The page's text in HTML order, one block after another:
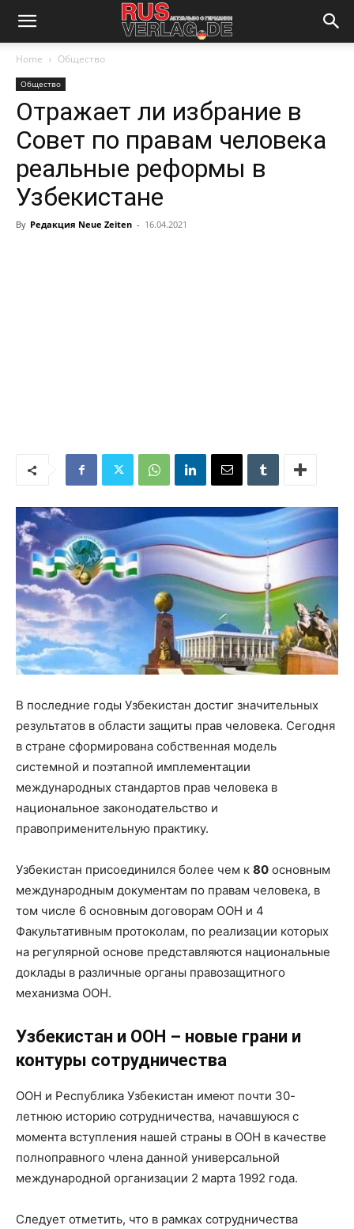
Home Общество
Общество
Отражает ли избрание в
Совет по правам человека
реальные реформы в
Узбекистане
By Редакция Neue Zeiten - 16.04.2021
В последние годы Узбекистан достиг значительных
результатов в области защиты прав человека. Сегодня
в стране сформирована собственная модель
системной и поэтапной имплементации
международных стандартов прав человека в
национальное законодательство и
правоприменительную практику.
Узбекистан присоединился более чем к 80 основным
международным документам по правам человека, в
том числе 6 основным договорам ООН и 4
Факультативным протоколам, по реализации которых
на регулярной основе представляются национальные
доклады в различные органы правозащитного
механизма ООН.
Узбекистан и ООН – новые грани и
контуры сотрудничества
ООН и Республика Узбекистан имеют почти 30-
летнюю историю сотрудничества, начавшуюся с
момента вступления нашей страны в ООН в качестве
полноправного члена данной универсальной
международной организации 2 марта 1992 года.
Следует отметить, что в рамках сотрудничества